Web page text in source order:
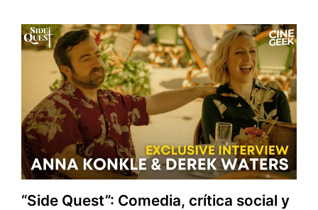
“Side Quest”: Comedia, crítica social y